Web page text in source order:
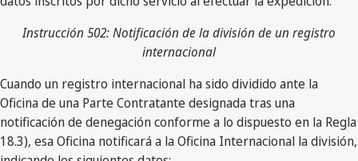
Instrucción 502: Notificación de la división de un registro
internacional
Cuando un registro internacional ha sido dividido ante la
Oficina de una Parte Contratante designada tras una
notificación de denegación conforme a lo dispuesto en la Regla
18.3), esa Oficina notificará a la Oficina Internacional la división,